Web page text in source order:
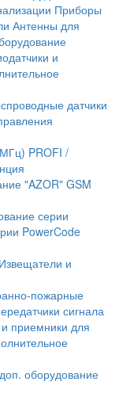
Приборы
Антенны для
и
датчики
PROFI /
"AZOR" GSM
серии
PowerCode
Извещатели и
пожарные
сигнала
приемники для
оборудование